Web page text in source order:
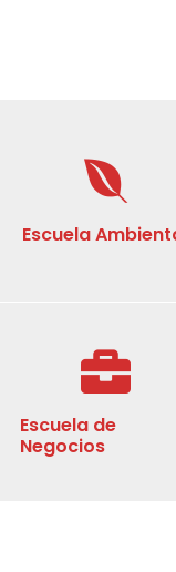
Escuela
Escuela de
Negocios